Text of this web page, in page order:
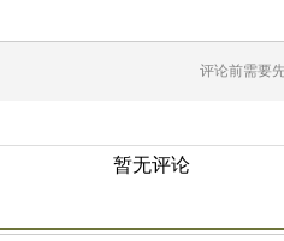
评论前需要
暂无评论